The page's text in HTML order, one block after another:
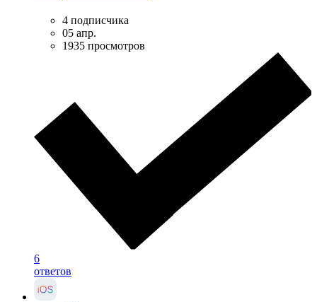
4 подписчика
05 апр.
1935 просмотров
6
ответов